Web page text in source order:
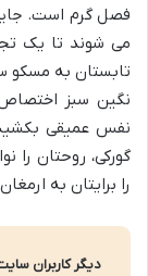
فصل گرم است.
می شوند تا یک
تابستان به مسکو
نگین سبز اختصاص
نفس عمیقی
گورکی، روحتان را
را برایتان به
دیگر کاربران